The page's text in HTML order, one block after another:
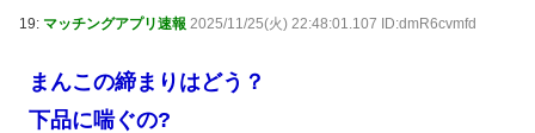
19: マッチングアプリ速報 2025/11/25(火) 22:48:01.107 ID:dmR6cvmfd
まんこの締まりはどう？
下品に喘ぐの?